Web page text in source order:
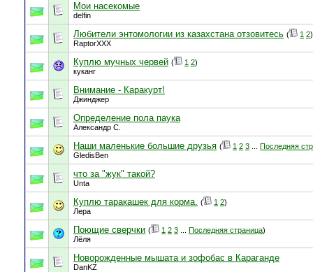
Мои насекомые
delfin
Любители энтомологии из казахстана отзовитесь ( 1 2)
RaptorXXX
Куплю мучных червей ( 1 2)
куканг
Внимание - Каракурт!
Джинджер
Определение пола паука
Александр С.
Наши маленькие большие друзья ( 1 2 3 Последняя
GledisBen
что за "жук" такой?
Unta
Куплю таракашек для корма. ( 1 2)
Лера
Поющие сверчки ( 1 2 3 Последняя страница)
Лёля
Новорожденные мышата и зофобас в Караганде
DanKZ